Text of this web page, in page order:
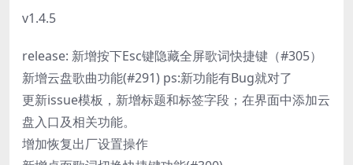
v1.4.5
release: 新增按下Esc键隐藏全屏歌词快捷键（#305）
新增云盘歌曲功能(#291) ps:新功能有Bug就对了
更新issue模板，新增标题和标签字段；在界面中添加云
盘入口及相关功能。
增加恢复出厂设置操作